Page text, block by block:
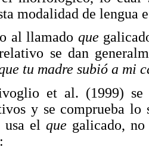
modalidad de lengua
al llamado que
se dan
tu madre subió a mi
et al. (1999) se
y se comprueba lo
usa el que galicado,